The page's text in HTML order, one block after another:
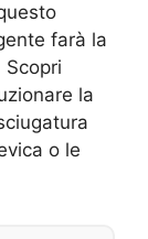
farà la
la
o le